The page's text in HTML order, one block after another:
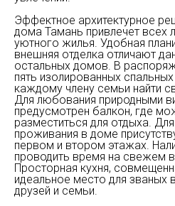
Эффектное архитектурное
дома Тамань привлечет всех
уютного жилья. Удобная
внешняя отделка отличают
остальных домов. В
пять изолированных
каждому члену семьи найти
Для любования природными
предусмотрен балкон, где
разместиться для отдыха.
проживания в доме
первом и втором этажах.
проводить время на свежем
Просторная кухня,
идеальное место для званых
друзей и семьи.